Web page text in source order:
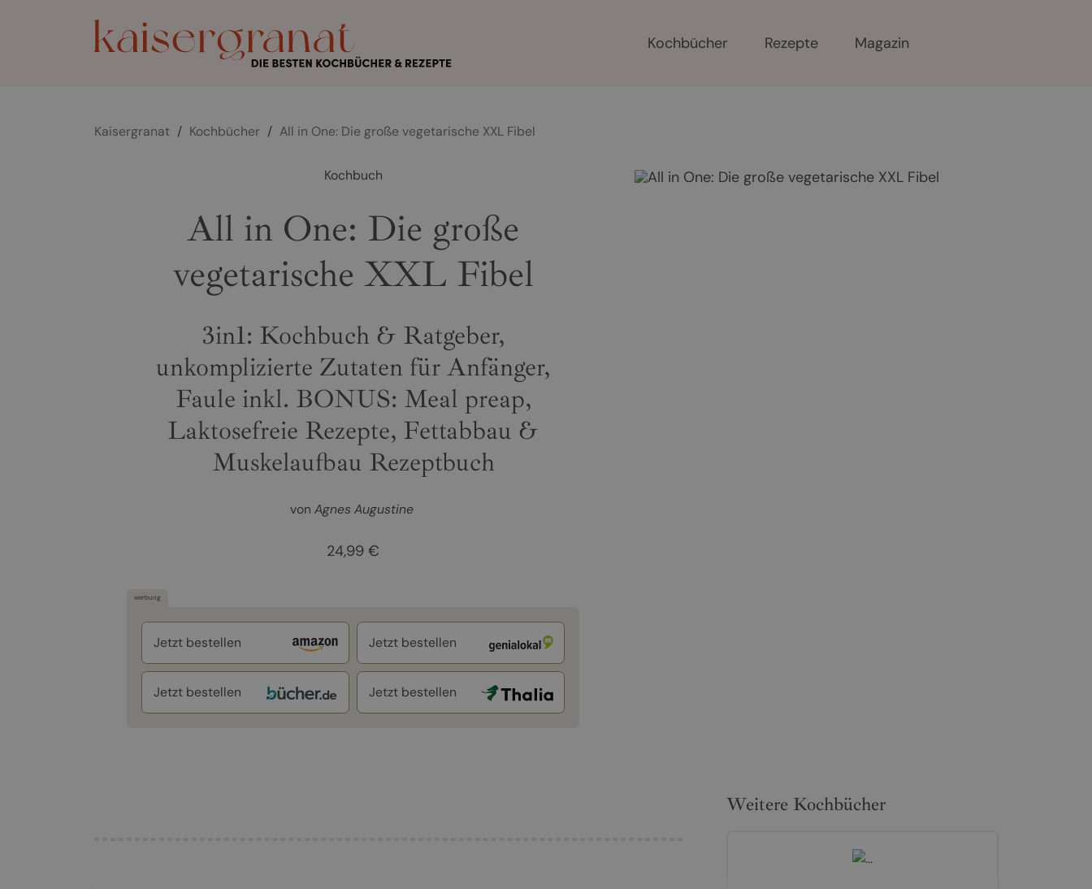
Kochbücher Rezepte Magazin
Kaisergranat / Kochbücher / All in One: Die große vegetarische XXL Fibel
Kochbuch
All in One: Die große
vegetarische XXL Fibel
3in1: Kochbuch & Ratgeber,
unkomplizierte Zutaten für Anfänger,
Faule inkl. BONUS: Meal preap,
Laktosefreie Rezepte, Fettabbau &
Muskelaufbau Rezeptbuch
von Agnes Augustine
24,99 €
werbung
Jetzt bestellen Jetzt bestellen
Jetzt bestellen Jetzt bestellen
Weitere Kochbücher